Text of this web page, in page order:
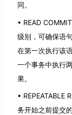
同。
READ
级别，可确保语
在第一次执行该
一个事务中执行
果。
REPEATABLE
务开始之前提交